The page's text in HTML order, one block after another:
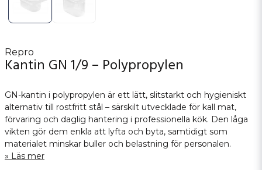
Repro
Kantin GN 1/9 – Polypropylen
GN-kantin i polypropylen är ett lätt, slitstarkt och hygieniskt
alternativ till rostfritt stål – särskilt utvecklade för kall mat,
förvaring och daglig hantering i professionella kök. Den låga
vikten gör dem enkla att lyfta och byta, samtidigt som
materialet minskar buller och belastning för personalen.
Läs mer